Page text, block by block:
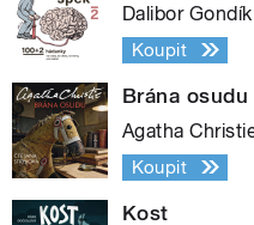
Dalibor Gondík
Koupit
Brána osudu
Agatha
Koupit
Kost